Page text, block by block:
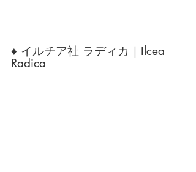
♦ イルチア社 ラディカ｜Ilcea
Radica